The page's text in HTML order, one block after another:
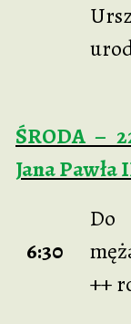
ŚRODA –
Jana Pawła
6:30
Do
++